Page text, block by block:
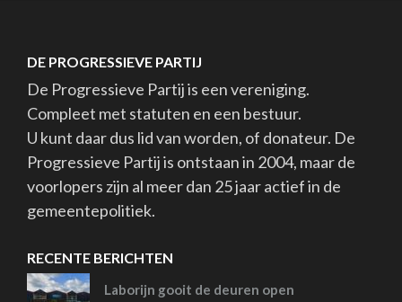
DE PROGRESSIEVE PARTIJ
De Progressieve Partij is een vereniging.
Compleet met statuten en een bestuur.
U kunt daar dus lid van worden, of donateur. De
Progressieve Partij is ontstaan in 2004, maar de
voorlopers zijn al meer dan 25 jaar actief in de
gemeentepolitiek.
RECENTE BERICHTEN
Laborijn gooit de deuren open